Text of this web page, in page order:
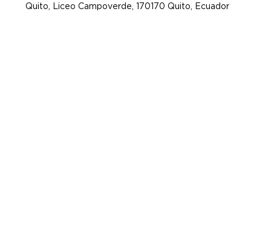
Quito, Liceo Campoverde, 170170 Quito, Ecuador